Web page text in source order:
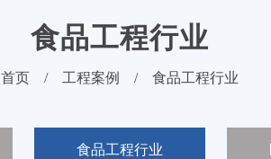
食品工程行业
首页 / 工程案例 / 食品工程行业
食品工程行业